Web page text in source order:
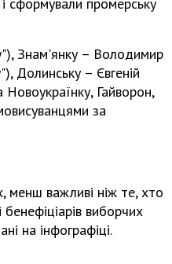
Знам'янку – Володимир
Долинську – Євгеній
Гайворон,
за
менш важливі ніж те, хто
бенефіціарів виборчих
на інфографіці.